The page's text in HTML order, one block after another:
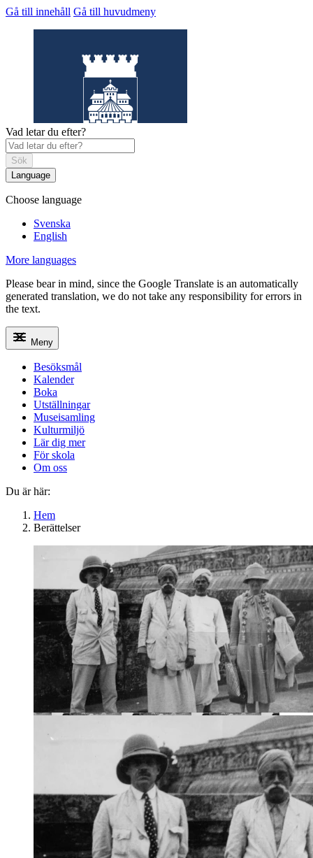
Gå till innehåll Gå till huvudmeny
Helsingborgs museum
Vad letar du efter?
Sök
Language
Choose language
Svenska
English
More languages
Please bear in mind, since the Google Translate is an automatically
generated translation, we do not take any responsibility for errors in
the text.
Meny
Besöksmål
Kalender
Boka
Utställningar
Museisamling
Kulturmiljö
Lär dig mer
För skola
Om oss
Du är här:
Hem
Berättelser